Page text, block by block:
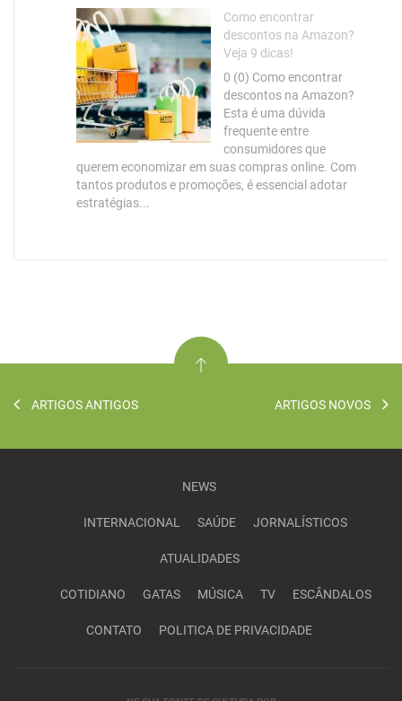
Como encontrar
descontos na Amazon?
Veja 9 dicas!
0 (0) Como encontrar
descontos na Amazon?
Esta é uma dúvida
frequente entre
consumidores que
querem economizar em suas compras online. Com
tantos produtos e promoções, é essencial adotar
estratégias...
ARTIGOS ANTIGOS ARTIGOS NOVOS
NEWS
INTERNACIONAL SAÚDE JORNALÍSTICOS
ATUALIDADES
COTIDIANO GATAS MÚSICA TV ESCÂNDALOS
CONTATO POLITICA DE PRIVACIDADE